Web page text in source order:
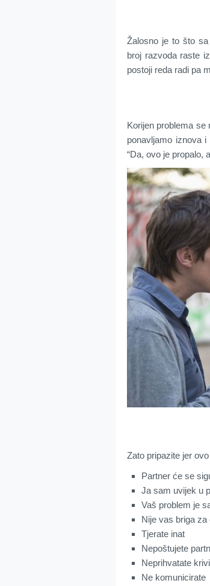
Žalosno je to što
broj razvoda raste
postoji reda radi pa
Korijen problema se
ponavljamo iznova
“Da, ovo je propalo,
Zato pripazite jer
Partner će se
Ja sam uvijek u
Vaš problem je
Nije vas briga
Tjerate inat
Nepoštujete
Neprihvatate
Ne komunicirate